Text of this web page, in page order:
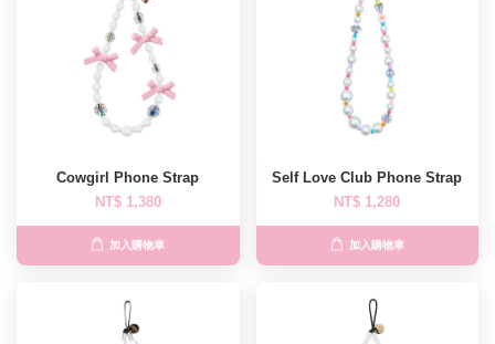
Cowgirl Phone Strap
NT$ 1,380
加入購物車
Self Love Club Phone Strap
NT$ 1,280
加入購物車